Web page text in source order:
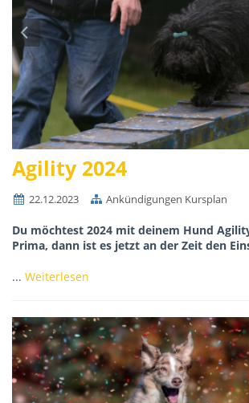
Agility 2024
22.12.2023 Ankündigungen Kursplan
Du möchtest 2024 mit deinem Hund
Prima, dann ist es jetzt an der Zeit den
... Weiterlesen